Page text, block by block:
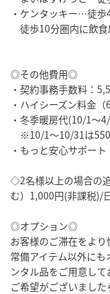
・ケンタッキー…徒歩
徒歩10分圏内に飲食
◎その他費用◎
・契約事務手数料：
・ハイシーズン料金
・冬季暖房代(10/1～
※10/1～10/31は550
・もっと安心サポー
◇2名様以上の場合の
む）1,000円(非課税)/
◎オプション◎
お客様のご滞在をより
常備アイテム以外に
ンタル品をご用意して
ご希望がございました